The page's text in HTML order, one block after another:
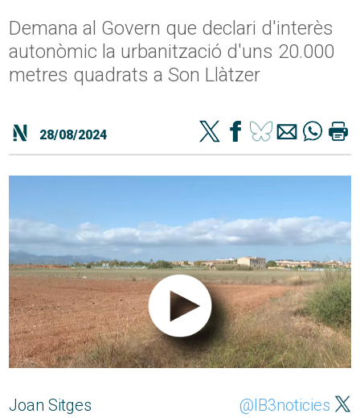
Demana al Govern que declari d'interès
autonòmic la urbanització d'uns 20.000
metres quadrats a Son Llàtzer
28/08/2024
Joan Sitges @IB3noticies